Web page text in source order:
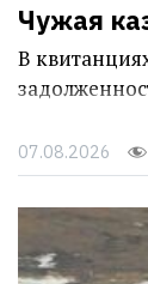
Чужая
В
07.08.2026